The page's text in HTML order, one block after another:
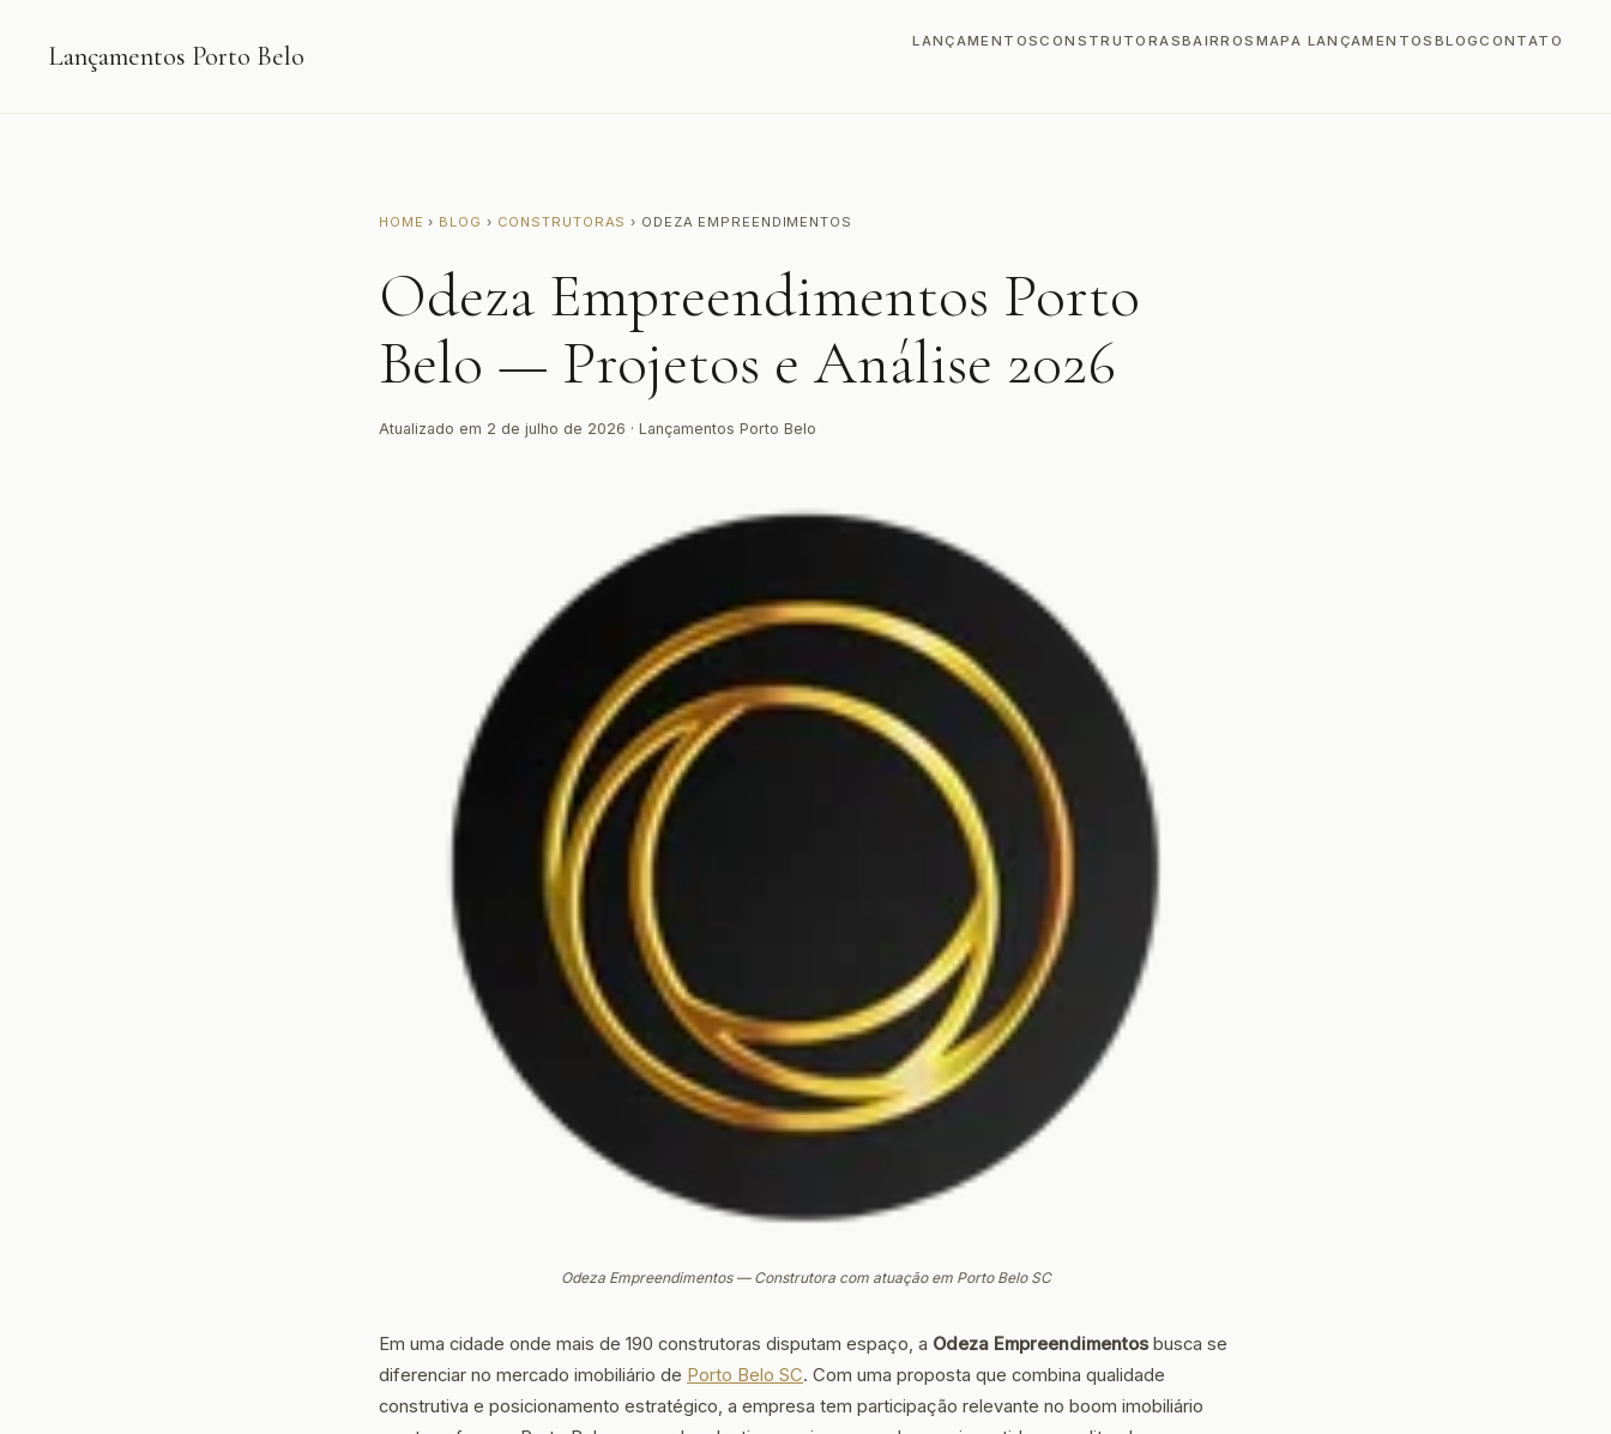
Lançamentos Porto Belo LANÇAMENTOSCONSTRUTORASBAIRROS MAPA LANÇAMENTOS BLOGCONTATO
HOME › BLOG › CONSTRUTORAS › ODEZA EMPREENDIMENTOS
Odeza Empreendimentos Porto
Belo — Projetos e Análise 2026
Atualizado em 2 de julho de 2026 · Lançamentos Porto Belo
Odeza Empreendimentos — Construtora com atuação em Porto Belo SC
Em uma cidade onde mais de 190 construtoras disputam espaço, a Odeza Empreendimentosbusca se
diferenciar no mercado imobiliário de Porto Belo SC. Com uma proposta que combina qualidade
construtiva e posicionamento estratégico, a empresa tem participação relevante no boom imobiliário